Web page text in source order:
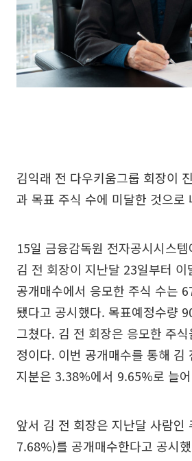
김익래 전 다우키움그룹 회장이
과 목표 주식 수에 미달한 것으로
15일 금융감독원 전자공시시스
김 전 회장이 지난달 23일부터
공개매수에서 응모한 주식 수는
됐다고 공시했다. 목표예정수량
그쳤다. 김 전 회장은 응모한 주
정이다. 이번 공개매수를 통해 김
지분은 3.38%에서 9.65%로 늘
앞서 김 전 회장은 지난달 사람인
7.68%)를 공개매수한다고 공시